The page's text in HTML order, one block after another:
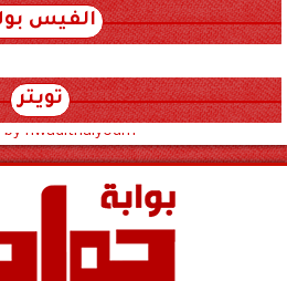
الفيس
تويتر
by hwadithalyoum